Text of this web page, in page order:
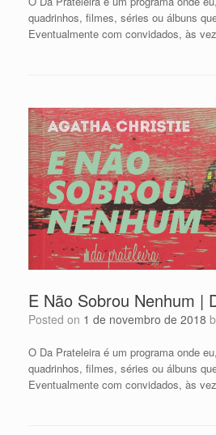
quadrinhos, filmes, séries ou álbuns
Eventualmente com convidados, às
E Não Sobrou Nenhum |
Posted on 1 de novembro de 2018
O Da Prateleira é um programa onde
quadrinhos, filmes, séries ou álbuns
Eventualmente com convidados, às